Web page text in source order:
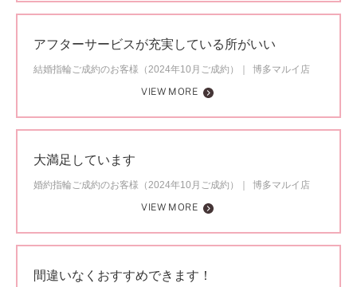
アフターサービスが充実している所がいい
結婚指輪ご成約のお客様（2024年10月ご成約）
博多マルイ店
VIEW MORE
大満足しています
婚約指輪ご成約のお客様（2024年10月ご成約）
博多マルイ店
VIEW MORE
間違いなくおすすめできます！